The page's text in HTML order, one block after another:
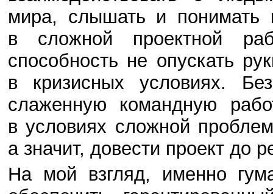
мира, слышать и понимать
в сложной проектной
способность не опускать
в кризисных условиях.
слаженную командную
в условиях сложной
а значит, довести проект до
На мой взгляд, именно